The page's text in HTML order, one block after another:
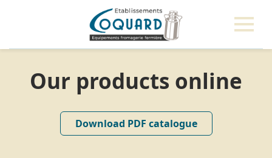
Our products online
Download PDF catalogue